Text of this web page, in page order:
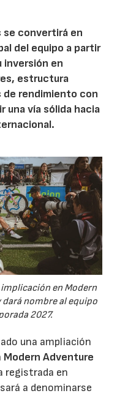
se convertirá en
del equipo a partir
inversión en
estructura
de rendimiento con
una vía sólida hacia
en Modern
nombre al equipo
2027.
una ampliación
Modern Adventure
registrada en
a denominarse